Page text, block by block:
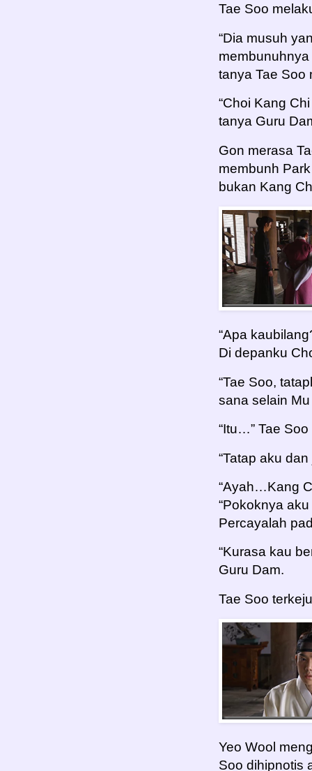
Tae Soo
“Dia musuh
tanya Tae Soo
“Choi Kang
tanya Guru
Gon merasa
membunh
bukan Kang
“Apa
Di depanku
“Tae Soo,
sana selain
“Itu…” Tae
“Tatap aku
“Ayah…Kang
“Pokoknya
Percayalah
“Kurasa kau
Guru Dam.
Tae Soo
Yeo Wool
Soo dihipnotis